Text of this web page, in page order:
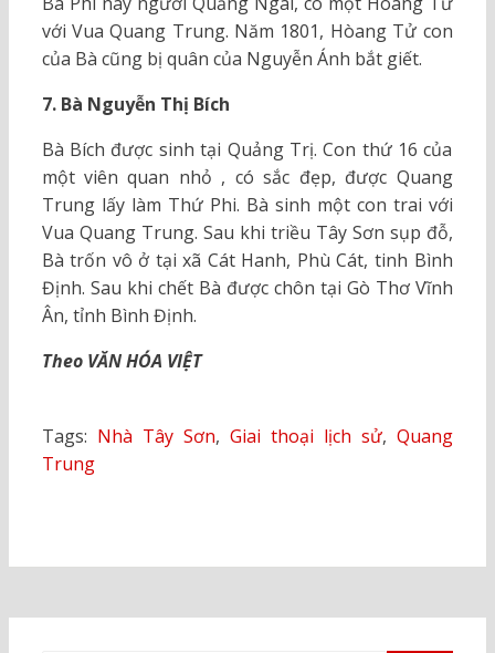
với Vua Quang Trung. Năm 1801, Hòang Tử con
của Bà cũng bị quân của Nguyễn Ánh bắt giết.
7. Bà Nguyễn Thị Bích
Bà Bích được sinh tại Quảng Trị. Con thứ 16 của
một viên quan nhỏ , có sắc đẹp, được Quang
Trung lấy làm Thứ Phi. Bà sinh một con trai với
Vua Quang Trung. Sau khi triều Tây Sơn sụp đỗ,
Bà trốn vô ở tại xã Cát Hanh, Phù Cát, tinh Bình
Định. Sau khi chết Bà được chôn tại Gò Thơ Vĩnh
Ân, tỉnh Bình Định.
Theo VĂN HÓA VIỆT
Tags: Nhà Tây Sơn, Giai thoại lịch sử, Quang
Trung